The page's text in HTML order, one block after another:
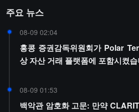
주요 뉴스
08-09 02:04
홍콩 증권감독위원회가 Polar
상 자산 거래 플랫폼에 포함시켰
08-09 01:53
백악관 암호화 고문: 만약